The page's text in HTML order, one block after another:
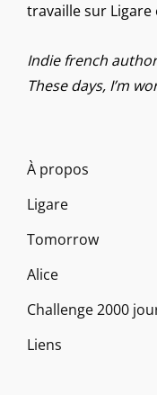
travaille sur
Indie french
These days, I’m
À propos
Ligare
Tomorrow
Alice
Challenge 2000
Liens